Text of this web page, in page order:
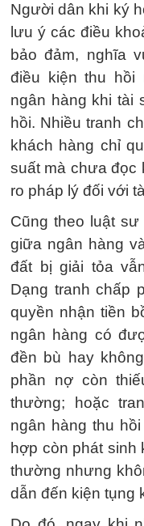
Người dân khi ký
lưu ý các điều
bảo đảm, nghĩa
điều kiện thu hồi
ngân hàng khi tài
hồi. Nhiều tranh
khách hàng chỉ
suất mà chưa đọc
ro pháp lý đối với
Cũng theo luật
giữa ngân hàng
đất bị giải tỏa
Dạng tranh chấp
quyền nhận tiền
ngân hàng có
đền bù hay
phần nợ còn
thường; hoặc
ngân hàng thu
hợp còn phát
thường nhưng
dẫn đến kiện tụng